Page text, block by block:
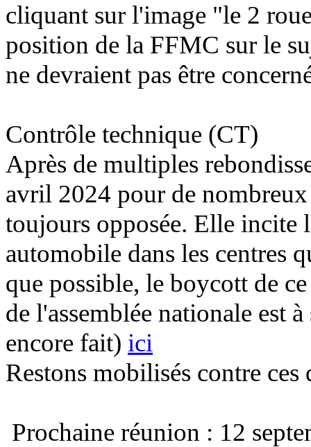
cliquant sur l'image "le 2
position de la FFMC sur le
ne devraient pas être
Contrôle technique (CT)
Après de multiples
avril 2024 pour de
toujours opposée. Elle incite
automobile dans les centres
que possible, le boycott de
de l'assemblée nationale est
encore fait) ici
Restons mobilisés contre ces
Prochaine réunion : 12